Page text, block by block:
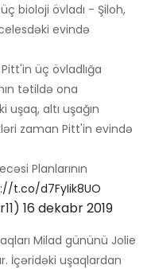
bioloji övladı - Şiloh,
evində
üç övladlığa
tətildə ona
uşaq, altı uşağın
zaman Pitt'in evində
Planlarının
t.co/d7FyIik8UO
16 dekabr 2019
Milad gününü Jolie
İçəridəki uşaqlardan